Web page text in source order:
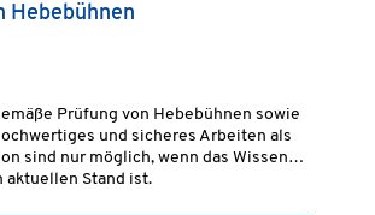
Hebebühnen
Prüfung von Hebebühnen sowie
und sicheres Arbeiten als
sind nur möglich, wenn das Wissen
aktuellen Stand ist.